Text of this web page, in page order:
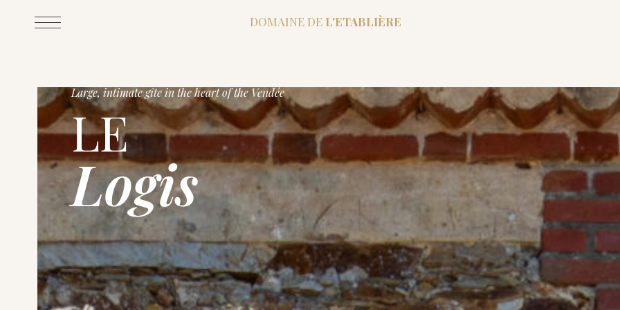
DOMAINE DE L'ETABLIÈRE
Large, intimate gîte in the heart of the Vendée
LE
Logis